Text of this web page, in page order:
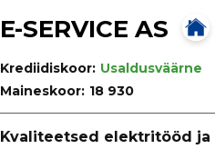
E-SERVICE AS
Krediidiskoor: Usaldusväärne
Maineskoor: 18 930
Kvaliteetsed elektritööd